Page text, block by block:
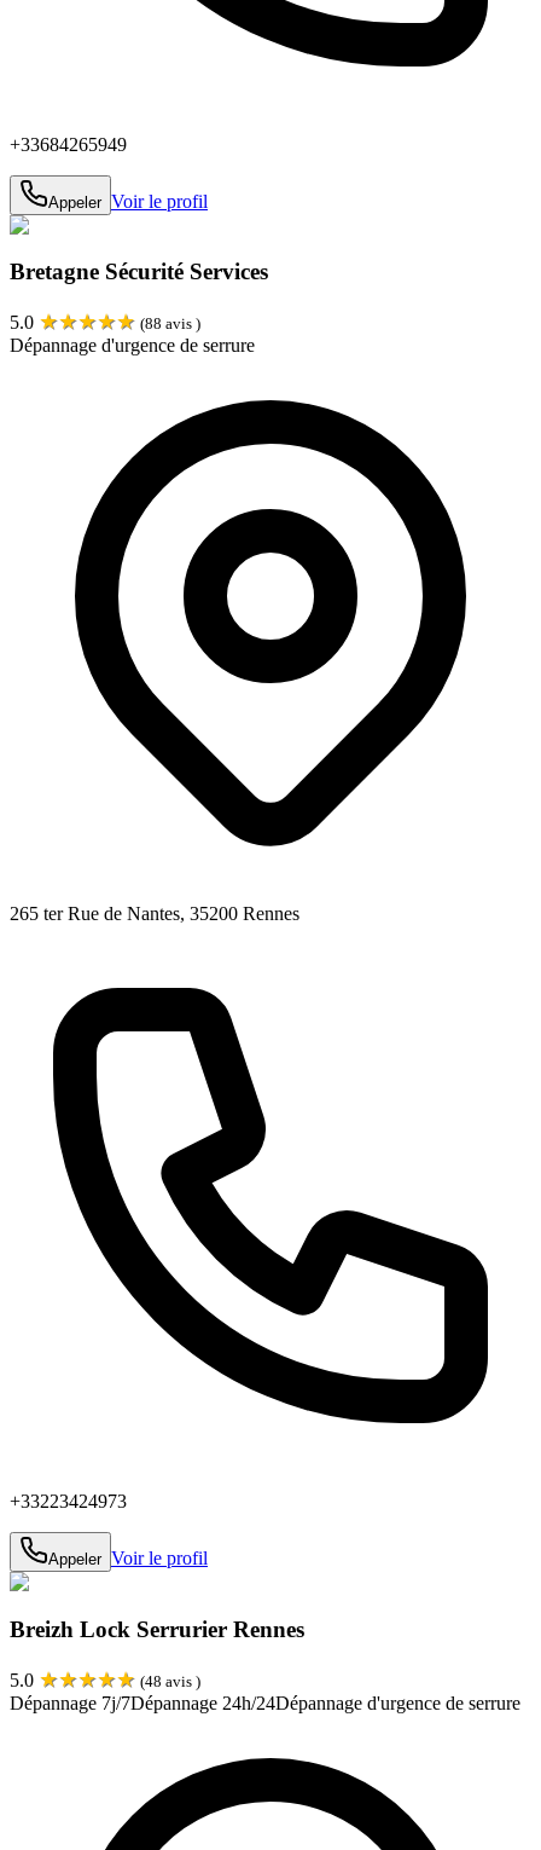
+33684265949
Appeler Voir le profil
Bretagne Sécurité Services
5.0 ★★★★★ (88 avis )
Dépannage d'urgence de serrure
265 ter Rue de Nantes, 35200 Rennes
+33223424973
Appeler Voir le profil
Breizh Lock Serrurier Rennes
5.0 ★★★★★ (48 avis )
Dépannage 7j/7Dépannage 24h/24Dépannage d'urgence de serrure